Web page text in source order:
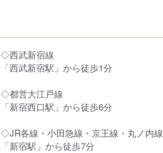
◇西武新宿線
「西武新宿駅」から徒歩1分
◇都営大江戸線
「新宿西口駅」から徒歩6分
◇JR各線・⼩⽥急線・京王線・丸ノ内線
「新宿駅」から徒歩7分